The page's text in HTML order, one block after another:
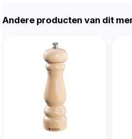
Andere producten van dit